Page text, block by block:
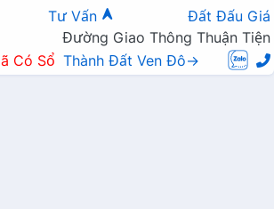
Tư Vấn
Đất Đấu Giá
Đường Giao Thông Thuận Tiện
Có Sổ Thành Đất Ven Đô→